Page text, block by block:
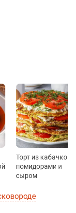
Торт из кабачков с
помидорами и
сыром